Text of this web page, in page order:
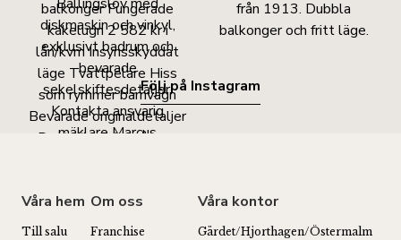
Följ på Instagram
Våra hem
Till salu
Om oss
Franchise
Våra kontor
Gärdet/Hjorthagen/Östermalm